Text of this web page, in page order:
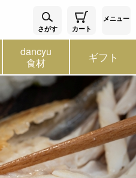
さがす カート
メニュー
dancyu
食材 ギフト